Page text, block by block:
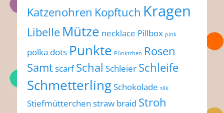
Katzenohren Kopftuch Kragen
Libelle Mütze necklace Pillbox pink
polka dots Punkte Pünktchen Rosen
Samtscarf Schal Schleier Schleife
SchmetterlingSchokolade silk
Stiefmütterchen straw braid Stroh